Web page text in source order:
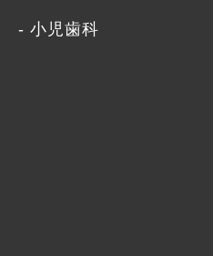
小児歯科